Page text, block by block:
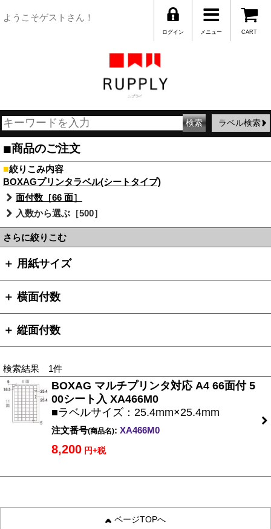
ようこそゲストさん！
CART
メニュー
ログイン
ラベル検索
■商品のご注文
■絞りこみ内容
BOXAGプリンタラベル(シートタイプ)
面付数［66 面］
入数から選ぶ［500］
さらに絞りこむ
＋ 用紙サイズ
＋ 横面付数
＋ 縦面付数
検索結果 1件
BOXAG マルチプリンタ対応 A4 66面付 5
00シート入 XA466M0
■ラベルサイズ：25.4mm×25.4mm
注文番号(商品名): XA466M0
8,200 円+税
ページTOPへ